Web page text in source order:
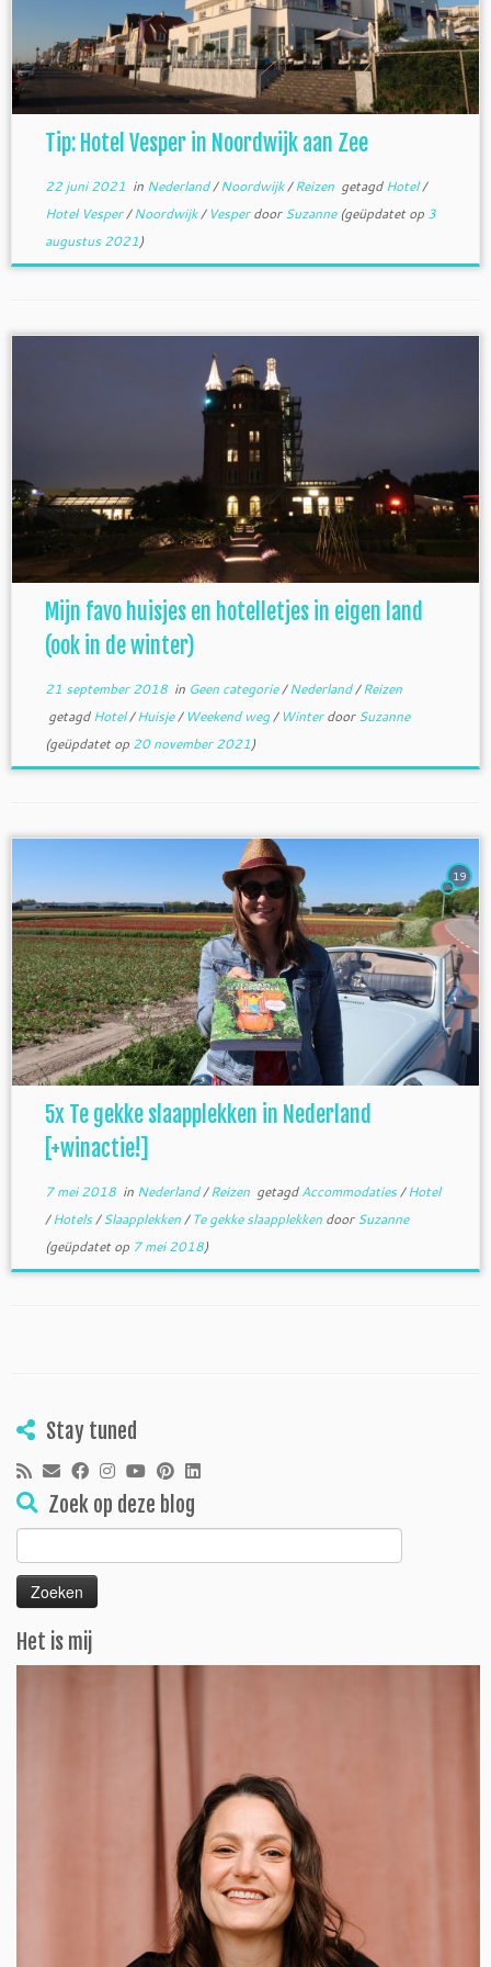
Tip: Hotel Vesper in Noordwijk aan Zee
22 juni 2021 in Nederland/Noordwijk/Reizen getagdHotel/
Hotel Vesper/Noordwijk/ VesperdoorSuzanne(geüpdatet op 3
augustus 2021)
Mijn favo huisjes en hotelletjes in eigen land
(ook in de winter)
21 september 2018in Geen categorie/Nederland/Reizen
getagdHotel/Huisje/ Weekend weg/ WinterdoorSuzanne
(geüpdatet op 20 november 2021)
19
5x Te gekke slaapplekken in Nederland
[+winactie!]
7 mei 2018in Nederland/Reizen getagdAccommodaties/Hotel
/Hotels/Slaapplekken/Te gekke slaapplekken doorSuzanne
(geüpdatet op 7 mei 2018)
Stay tuned
Zoek op deze blog
Zoeken
naar:
Het is mij